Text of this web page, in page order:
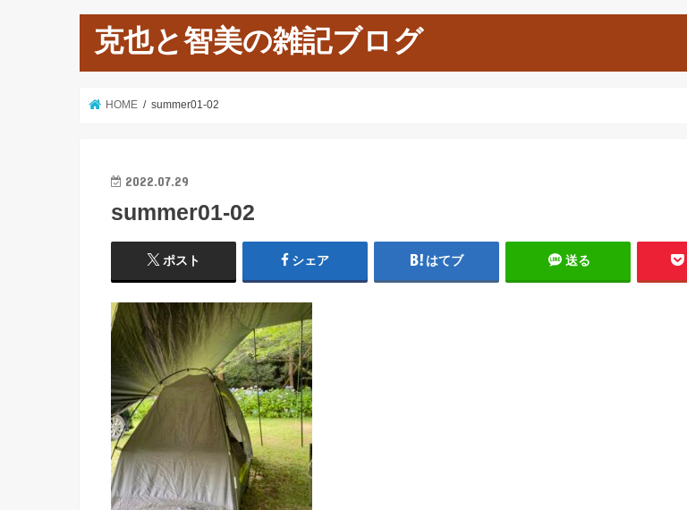
克也と智美の雑記ブログ
HOME summer01-02
2022.07.29
summer01-02
ポスト シェア はてブ 送る